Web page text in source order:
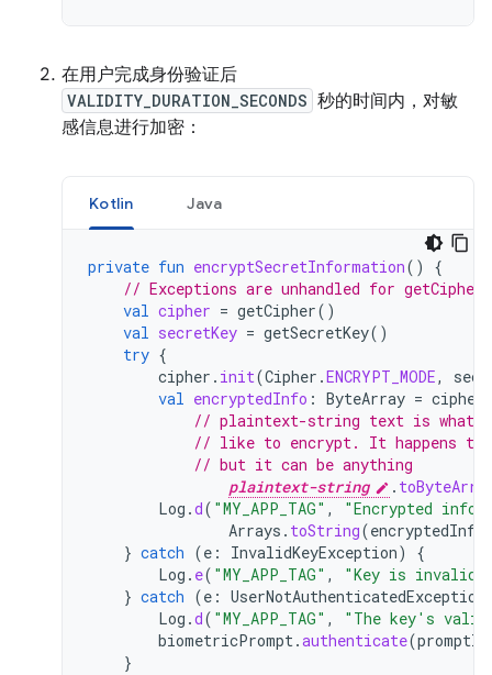
在用户完成身份验证后
VALIDITY_DURATION_SECONDS 秒的时间内，对敏
感信息进行加密：
Kotlin Java
private fun encryptSecretInformation()
{
// Exceptions are unhandled for
val cipher = getCipher()
val secretKey = getSecretKey()
try {
cipher . init(Cipher .ENCRYPT_MODE,
val encryptedInfo : ByteArray = cipher
// plaintext-string text is
// like to encrypt. It happens to
// but it can be anything
plaintext-string
.
Log .d( "MY_APP_TAG" ,
"Encrypted
Arrays . toString(encryptedInfo
} catch (e : InvalidKeyException)
{
Log . e( "MY_APP_TAG" ,
"Key is
} catch (e : UserNotAuthenticatedException
Log .d( "MY_APP_TAG" ,
"The key's
biometricPrompt.authenticate(
}